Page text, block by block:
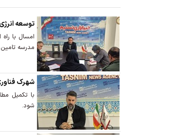
توسعه انرژی
مدرسه
شهرک
با تکمیل
شود.